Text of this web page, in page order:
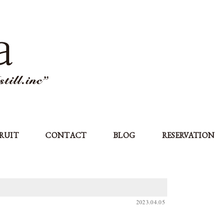
CONTACT BLOG RESERVATION
2023.04.05